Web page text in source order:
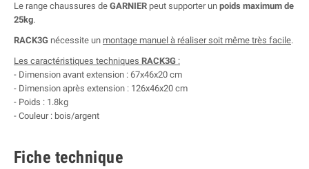
Le range chaussures de GARNIER peut supporter un poids maximum de
25kg.
RACK3G nécessite un montage manuel à réaliser soit même très facile.
Les caractéristiques techniques RACK3G :
- Dimension avant extension : 67x46x20 cm
- Dimension après extension : 126x46x20 cm
- Poids : 1.8kg
- Couleur : bois/argent
Fiche technique